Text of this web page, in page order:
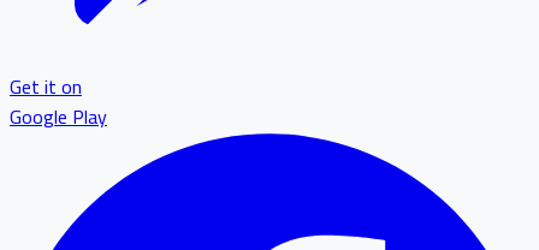
Get it on
Google Play